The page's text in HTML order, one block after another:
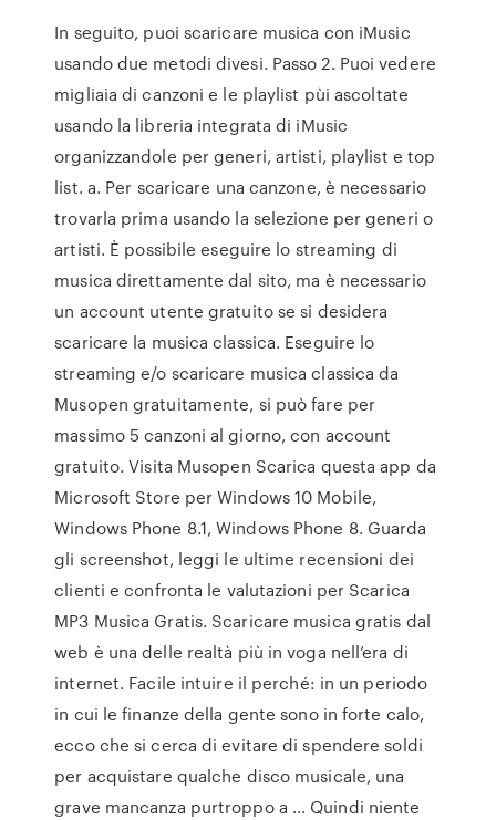
In seguito, puoi scaricare musica con iMusic
usando due metodi divesi. Passo 2. Puoi vedere
migliaia di canzoni e le playlist pùi ascoltate
usando la libreria integrata di iMusic
organizzandole per generi, artisti, playlist e top
list. a. Per scaricare una canzone, è necessario
trovarla prima usando la selezione per generi o
artisti. È possibile eseguire lo streaming di
musica direttamente dal sito, ma è necessario
un account utente gratuito se si desidera
scaricare la musica classica. Eseguire lo
streaming e/o scaricare musica classica da
Musopen gratuitamente, si può fare per
massimo 5 canzoni al giorno, con account
gratuito. Visita Musopen Scarica questa app da
Microsoft Store per Windows 10 Mobile,
Windows Phone 8.1, Windows Phone 8. Guarda
gli screenshot, leggi le ultime recensioni dei
clienti e confronta le valutazioni per Scarica
MP3 Musica Gratis. Scaricare musica gratis dal
web è una delle realtà più in voga nell’era di
internet. Facile intuire il perché: in un periodo
in cui le finanze della gente sono in forte calo,
ecco che si cerca di evitare di spendere soldi
per acquistare qualche disco musicale, una
grave mancanza purtroppo a … Quindi niente